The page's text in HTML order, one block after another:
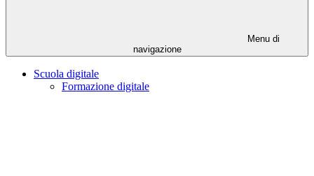
Menu di
navigazione
Scuola digitale
Formazione digitale